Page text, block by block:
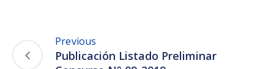
Previous
Publicación Listado Preliminar